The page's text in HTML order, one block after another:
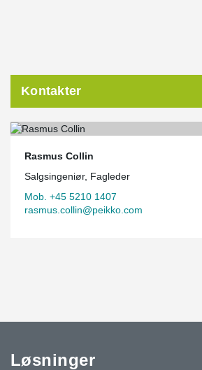
Kontakter
Rasmus Collin
Salgsingeniør, Fagleder
Mob. +45 5210 1407
rasmus.collin@peikko.com
Løsninger